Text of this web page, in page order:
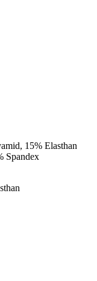
15% Elasthan
Spandex